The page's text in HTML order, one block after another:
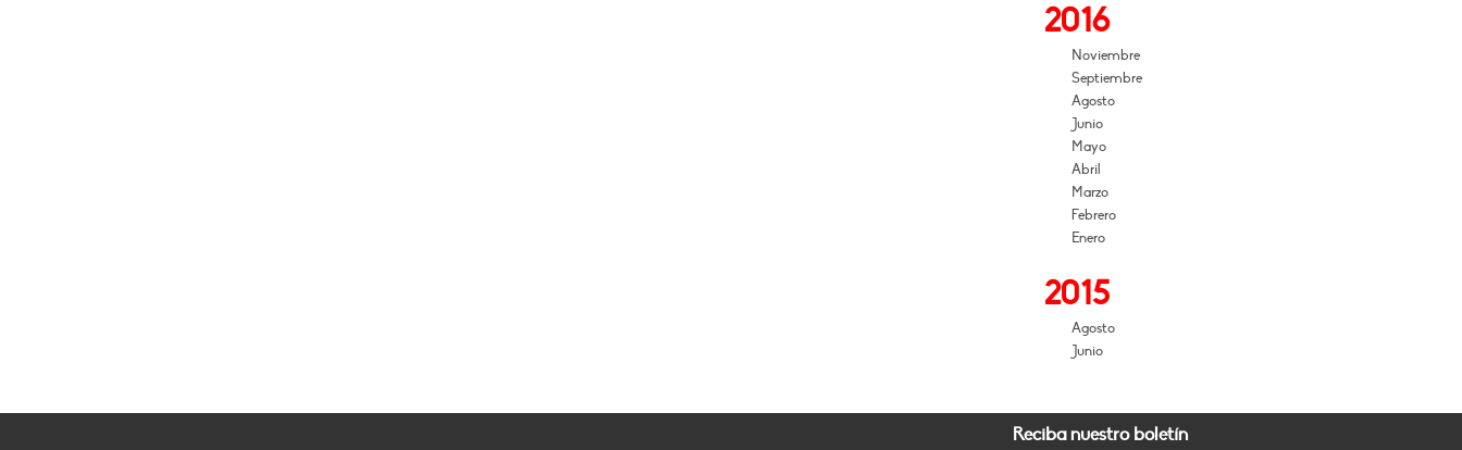
2016
Noviembre
Septiembre
Agosto
Junio
Mayo
Abril
Marzo
Febrero
Enero
2015
Agosto
Junio
Reciba nuestro boletín